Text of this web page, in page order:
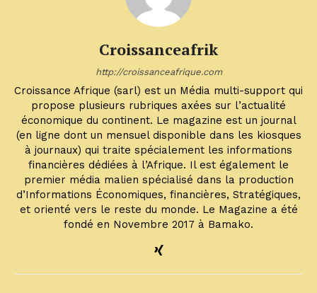
Croissanceafrik
http://croissanceafrique.com
Croissance Afrique (sarl) est un Média multi-support qui
propose plusieurs rubriques axées sur l’actualité
économique du continent. Le magazine est un journal
(en ligne dont un mensuel disponible dans les kiosques
à journaux) qui traite spécialement les informations
financières dédiées à l’Afrique. Il est également le
premier média malien spécialisé dans la production
d’Informations Économiques, financières, Stratégiques,
et orienté vers le reste du monde. Le Magazine a été
fondé en Novembre 2017 à Bamako.